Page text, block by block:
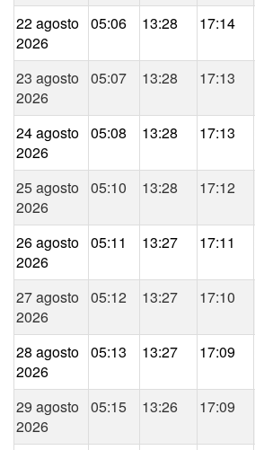
22 agosto
2026
05:06 13:28 17:14
23 agosto
2026
05:07 13:28 17:13
24 agosto
2026
05:08 13:28 17:13
25 agosto
2026
05:10 13:28 17:12
26 agosto
2026
05:11 13:27 17:11
27 agosto
2026
05:12 13:27 17:10
28 agosto
2026
05:13 13:27 17:09
29 agosto
2026
05:15 13:26 17:09